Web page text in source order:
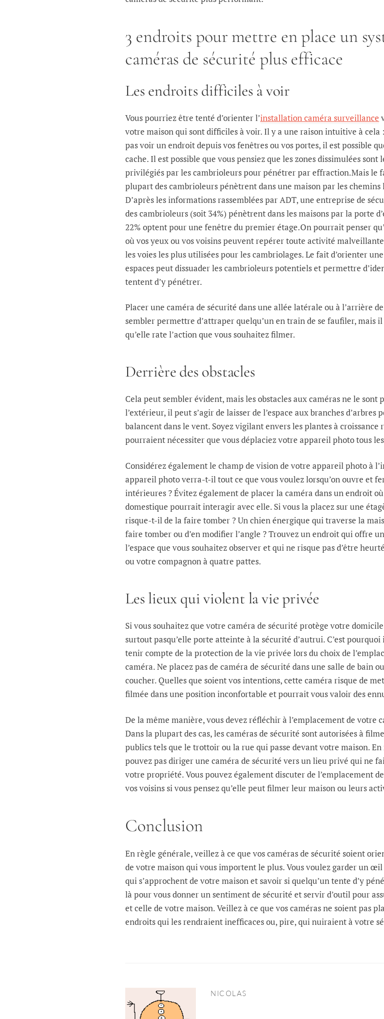
3 endroits pourmettre en place un
caméras de sécurité plus efficace
Les endroits difficiles à voir
Vous pourriez être tenté d’orienter l’installation caméra surveillance
votre maison qui sont difficiles à voir. Il y a une raison intuitive à cela
pas voir un endroit depuis vos fenêtres ou vos portes, il est possible
cache. Il est possible que vous pensiez que les zones dissimulées sont
privilégiés par les cambrioleurs pour pénétrer par effraction.Mais le
plupart des cambrioleurs pénètrent dans une maison par les chemins
D’après les informations rassemblées par ADT, une entreprise de
des cambrioleurs (soit 34%) pénètrent dans les maisons par la porte
22% optent pour une fenêtre du premier étage.On pourrait penser
où vos yeux ou vos voisins peuvent repérer toute activité
les voies les plus utilisées pour les cambriolages. Le fait d’orienter
espaces peut dissuader les cambrioleurs potentiels et permettre
tentent d’y pénétrer.
Placer une caméra de sécurité dans une allée latérale ou à l’arrière
sembler permettre d’attraper quelqu’un en train de se faufiler, mais
qu’elle rate l’action que vous souhaitez filmer.
Derrière des obstacles
Cela peut sembler évident, mais les obstacles aux caméras ne le sont
l’extérieur, il peut s’agir de laisser de l’espace aux branches d’arbres
balancent dans le vent. Soyez vigilant envers les plantes à croissance
pourraient nécessiter que vous déplaciez votre appareil photo tous
Considérez également le champ de vision de votre appareil photo à
appareil photo verra-t-il tout ce que vous voulez lorsqu’on ouvre et
intérieures ? Évitez également de placer la caméra dans un endroit
domestique pourrait interagir avec elle. Si vous la placez sur une
risque-t-il de la faire tomber ? Un chien énergique qui traverse la
faire tomber ou d’en modifier l’angle ? Trouvez un endroit qui offre
l’espace que vous souhaitez observer et qui ne risque pas d’être
ou votre compagnon à quatre pattes.
Les lieux qui violent la vie privée
Si vous souhaitez que votre caméra de sécurité protège votre
surtout pasqu’elle porte atteinte à la sécurité d’autrui. C’est
tenir compte de la protection de la vie privée lors du choix de
caméra. Ne placez pas de caméra de sécurité dans une salle de bain
coucher. Quelles que soient vos intentions, cette caméra risque de
filmée dans une position inconfortable et pourrait vous valoir des
De la même manière, vous devez réfléchir à l’emplacement de votre
Dans la plupart des cas, les caméras de sécurité sont autorisées à
publics tels que le trottoir ou la rue qui passe devant votre maison. En
pouvez pas diriger une caméra de sécurité vers un lieu privé qui ne
votre propriété. Vous pouvez également discuter de l’emplacement
vos voisins si vous pensez qu’elle peut filmer leur maison ou leurs
Conclusion
En règle générale, veillez à ce que vos caméras de sécurité soient
de votre maison qui vous importent le plus. Vous voulez garder un œil
qui s’approchent de votre maison et savoir si quelqu’un tente d’y
là pour vous donner un sentiment de sécurité et servir d’outil pour
et celle de votre maison. Veillez à ce que vos caméras ne soient pas
endroits qui les rendraient inefficaces ou, pire, qui nuiraient à votre
NICOLAS